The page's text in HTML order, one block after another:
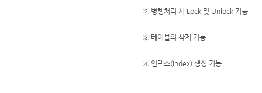
② 병행처리 시 Lock 및 Unlock 기능
③ 테이블의 삭제 기능
④ 인덱스(Index) 생성 기능